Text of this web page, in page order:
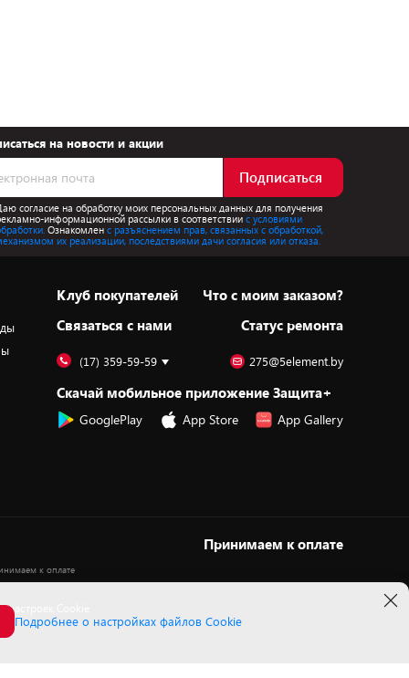
на новости и акции
Подписаться
согласие на обработку моих персональных данных для получения
информационной рассылки в соответствиис условиями
Ознакомлен с разъяснением прав, связанных с обработкой,
их реализации, последствиями дачи согласия или отказа.
Клуб покупателей
Cвязаться с нами
Что с моим заказом?
Статус ремонта
(17) 359-59-59 275@5element.by
Скачай мобильное приложение Защита+
GooglePlay App Store App Gallery
Принимаем к оплате
Cookie
Подробнее о настройках файлов Cookie